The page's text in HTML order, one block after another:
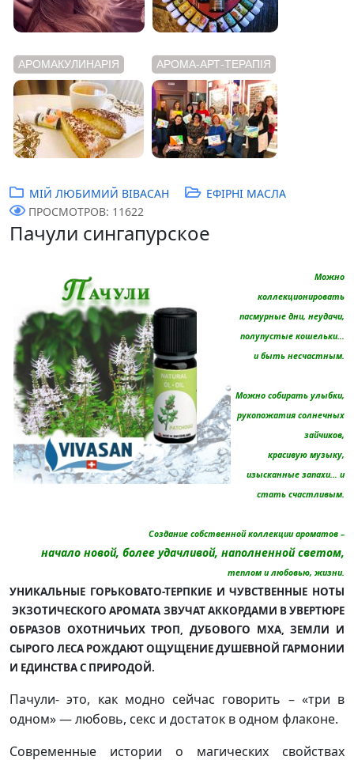
АРОМАКУЛИНАРІЯ АРОМА-АРТ-ТЕРАПІЯ
МІЙ ЛЮБИМИЙ ВІВАСАН
ЕФІРНІ МАСЛА
ПРОСМОТРОВ: 11622
Пачули сингапурское
Можно
коллекционировать
пасмурные дни, неудачи,
полупустые кошельки…
и быть несчастным.
Можно собирать улыбки,
рукопожатия солнечных
зайчиков,
красивую музыку,
изысканные запахи… и
стать счастливым.
Создание собственной коллекции ароматов –
начало новой, более удачливой, наполненной светом,
теплом и любовью, жизни.
УНИКАЛЬНЫЕ ГОРЬКОВАТО-ТЕРПКИЕ И ЧУВСТВЕННЫЕ НОТЫ
ЭКЗОТИЧЕСКОГО АРОМАТА ЗВУЧАТ АККОРДАМИ В УВЕРТЮРЕ
ОБРАЗОВ ОХОТНИЧЬИХ ТРОП, ДУБОВОГО МХА, ЗЕМЛИ И
СЫРОГО ЛЕСА РОЖДАЮТ ОЩУЩЕНИЕ ДУШЕВНОЙ ГАРМОНИИ
И ЕДИНСТВА С ПРИРОДОЙ.
Пачули- это, как модно сейчас говорить – «три в
одном» — любовь, секс и достаток в одном флаконе.
Современные истории о магических свойствах